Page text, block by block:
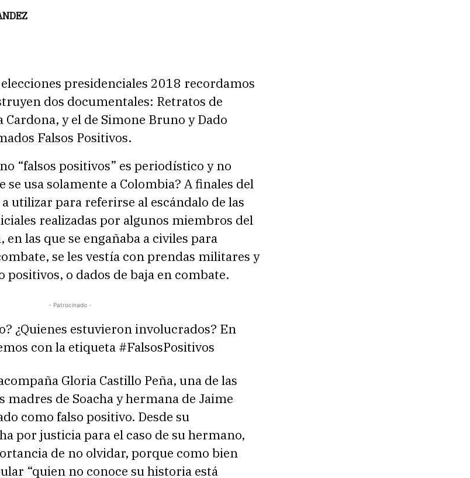
presidenciales 2018 recordamos
dos documentales: Retratos de
y el de Simone Bruno y Dado
Falsos Positivos.
“falsos positivos” es periodístico y no
se usa solamente a Colombia? A finales del
utilizar para referirse al escándalo de las
realizadas por algunos miembros del
las que se engañaba a civiles para
se les vestía con prendas militares y
positivos, o dados de baja en combate.
- Patrocinado -
¿Quienes estuvieron involucrados? En
con la etiqueta #FalsosPositivos
Gloria Castillo Peña, una de las
madres de Soacha y hermana de Jaime
como falso positivo. Desde su
por justicia para el caso de su hermano,
de no olvidar, porque como bien
“quien no conoce su historia está